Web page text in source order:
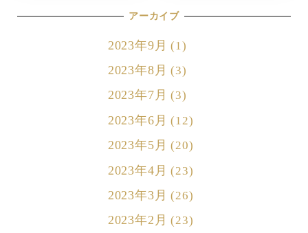
アーカイブ
2023年9月 (1)
2023年8月 (3)
2023年7月 (3)
2023年6月 (12)
2023年5月 (20)
2023年4月 (23)
2023年3月 (26)
2023年2月 (23)